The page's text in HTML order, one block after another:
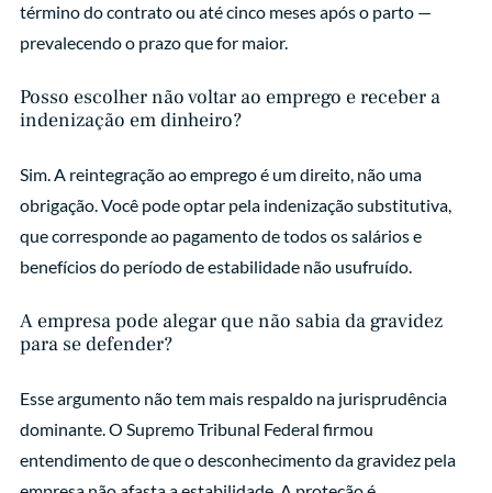
término do contrato ou até cinco meses após o parto —
prevalecendo o prazo que for maior.
Posso escolher não voltar ao emprego e receber a
indenização em dinheiro?
Sim. A reintegração ao emprego é um direito, não uma
obrigação. Você pode optar pela indenização substitutiva,
que corresponde ao pagamento de todos os salários e
benefícios do período de estabilidade não usufruído.
A empresa pode alegar que não sabia da gravidez
para se defender?
Esse argumento não tem mais respaldo na jurisprudência
dominante. O Supremo Tribunal Federal firmou
entendimento de que o desconhecimento da gravidez pela